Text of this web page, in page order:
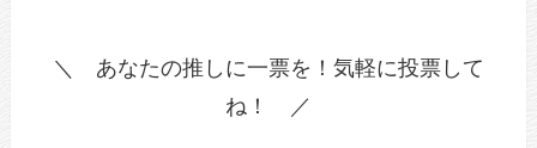
＼ あなたの推しに一票を！気軽に投票して
ね！ ／